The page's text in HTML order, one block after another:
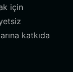
için
katkıda